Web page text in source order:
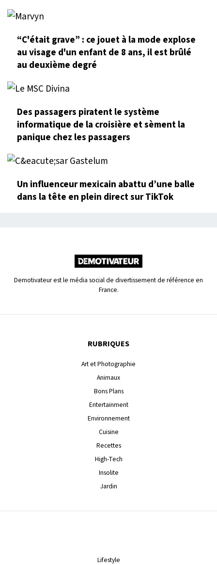
“C'était grave” : ce jouet à la mode explose
au visage d'un enfant de 8 ans, il est brûlé
au deuxième degré
Des passagers piratent le système
informatique de la croisière et sèment la
panique chez les passagers
Un influenceur mexicain abattu d’une balle
dans la tête en plein direct sur TikTok
Demotivateur est le média social de divertissement de référence en
France.
RUBRIQUES
Art et Photographie
Animaux
Bons Plans
Entertainment
Environnement
Cuisine
Recettes
High-Tech
Insolite
Jardin
Lifestyle